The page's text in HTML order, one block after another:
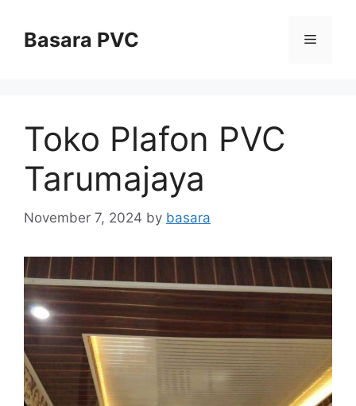
contentBasara PVC Menu
Toko Plafon PVC
Tarumajaya
November 7, 2024 by basara